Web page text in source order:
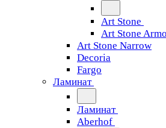
Art Stone
Art Stone
Art Stone Narrow
Decoria
Fargo
Ламинат
Ламинат
Aberhof